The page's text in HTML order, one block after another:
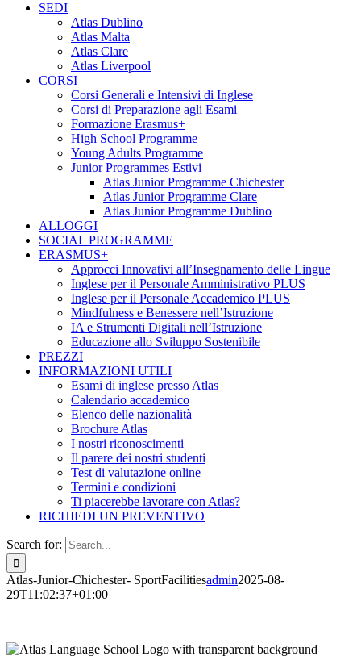
SEDI
Atlas Dublino
Atlas Malta
Atlas Clare
Atlas Liverpool
CORSI
Corsi Generali e Intensivi di Inglese
Corsi di Preparazione agli Esami
Formazione Erasmus+
High School Programme
Young Adults Programme
Junior Programmes Estivi
Atlas Junior Programme Chichester
Atlas Junior Programme Clare
Atlas Junior Programme Dublino
ALLOGGI
SOCIAL PROGRAMME
ERASMUS+
Approcci Innovativi all’Insegnamento delle Lingue
Inglese per il Personale Amministrativo PLUS
Inglese per il Personale Accademico PLUS
Mindfulness e Benessere nell’Istruzione
IA e Strumenti Digitali nell’Istruzione
Educazione allo Sviluppo Sostenibile
PREZZI
INFORMAZIONI UTILI
Esami di inglese presso Atlas
Calendario accademico
Elenco delle nazionalità
Brochure Atlas
I nostri riconoscimenti
Il parere dei nostri studenti
Test di valutazione online
Termini e condizioni
Ti piacerebbe lavorare con Atlas?
RICHIEDI UN PREVENTIVO
Search for:
Atlas-Junior-Chichester- SportFacilitiesadmin2025-08-
29T11:02:37+01:00